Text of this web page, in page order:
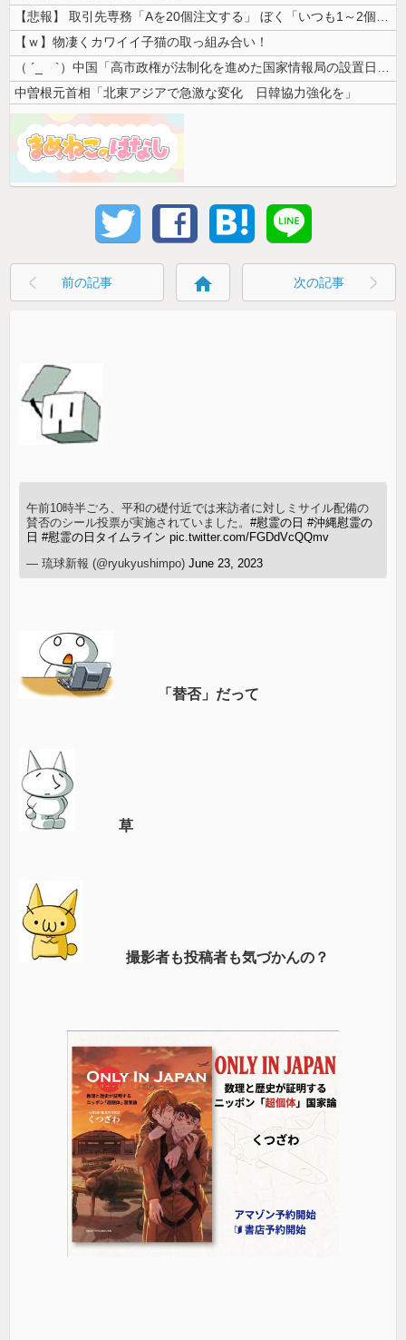
【悲報】 取引先専務「Aを20個注文する」 ぼく「いつも1～2個しか使...
【ｗ】物凄くカワイイ子猫の取っ組み合い！
（ ´_ゝ`）中国「高市政権が法制化を進めた国家情報局の設置日が7月3...
中曽根元首相「北東アジアで急激な変化 日韓協力強化を」
前の記事 home 次の記事
午前10時半ごろ、平和の礎付近では来訪者に対しミサイル配備の
賛否のシール投票が実施されていました。#慰霊の日 #沖縄慰霊の
日 #慰霊の日タイムライン pic.twitter.com/FGDdVcQQmv
— 琉球新報 (@ryukyushimpo)June 23, 2023
「替否」だって
草
撮影者も投稿者も気づかんの？